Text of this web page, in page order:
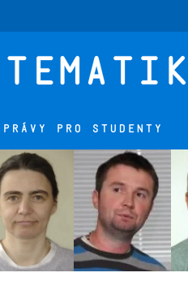
PRO STUDENTY